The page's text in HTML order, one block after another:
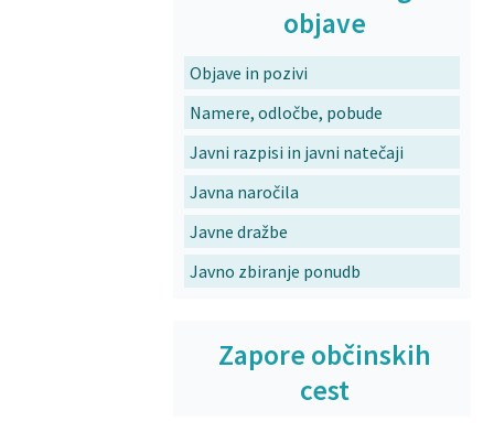
objave
Objave in pozivi
Namere, odločbe, pobude
Javni razpisi in javni natečaji
Javna naročila
Javne dražbe
Javno zbiranje ponudb
Zapore občinskih
cest